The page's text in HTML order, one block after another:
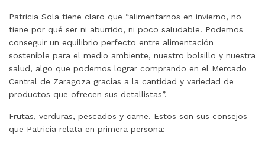
Patricia Sola tiene claro que “alimentarnos en invierno, no
tiene por qué ser ni aburrido, ni poco saludable. Podemos
conseguir un equilibrio perfecto entre alimentación
sostenible para el medio ambiente, nuestro bolsillo y nuestra
salud, algo que podemos lograr comprando en el Mercado
Central de Zaragoza gracias a la cantidad y variedad de
productos que ofrecen sus detallistas”.
Frutas, verduras, pescados y carne. Estos son sus consejos
que Patricia relata en primera persona: